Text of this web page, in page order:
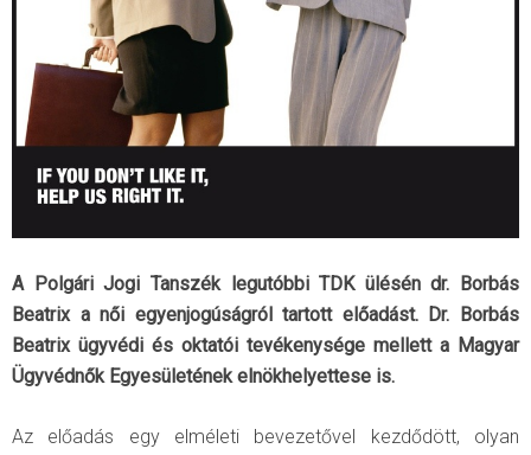
A Polgári Jogi Tanszék legutóbbi TDK ülésén dr. Borbás
Beatrix a női egyenjogúságról tartott előadást. Dr. Borbás
Beatrix ügyvédi és oktatói tevékenysége mellett a Magyar
Ügyvédnők Egyesületének elnökhelyettese is.
Az előadás egy elméleti bevezetővel kezdődött, olyan